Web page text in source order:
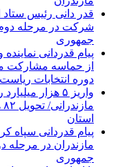
قدر دانی رئیس ستاد
شرکت در مرحله دوم
جمهوری
پیام قدردانی
از حماسه مشارکت
دوره انتخابات
واریز ۵ هزار
استان
پیام قدردانی سپاه
مازندران در مرحله
جمهوری